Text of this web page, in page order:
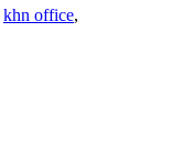
khn office,